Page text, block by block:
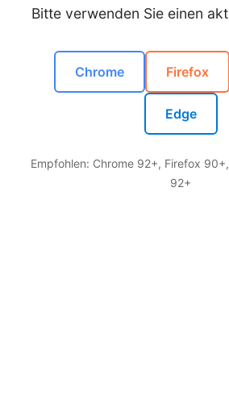
Bitte verwenden Sie einen
Chrome Firefox
Edge
Empfohlen: Chrome 92+, Firefox
92+